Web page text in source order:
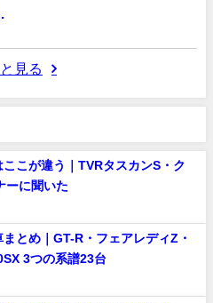
見る
こが違う｜TVRタスカンS・ク
ーに聞いた
とめ｜GT-R・フェアレディZ・
3つの系譜23台